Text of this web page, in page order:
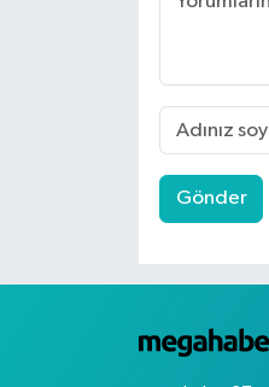
Gönder